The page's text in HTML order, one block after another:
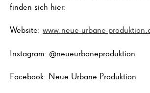
finden sich hier:
Website: www.neue-urbane-
Instagram: @neueurbaneproduktion
Facebook: Neue Urbane Produktion